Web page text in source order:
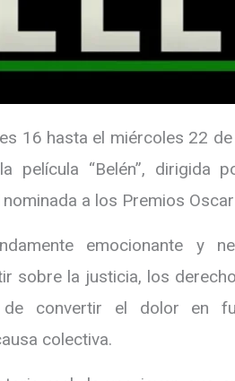
16 hasta el miércoles 22
película “Belén”, dirigida
a los Premios
emocionante y
sobre la justicia, los
convertir el dolor en
colectiva.